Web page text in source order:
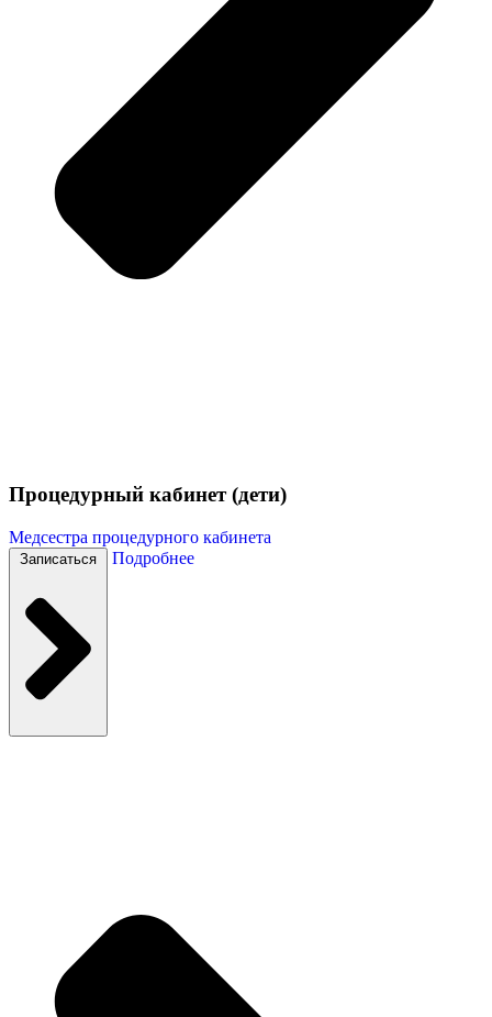
Процедурный кабинет (дети)
Медсестра процедурного кабинета
Записаться Подробнее